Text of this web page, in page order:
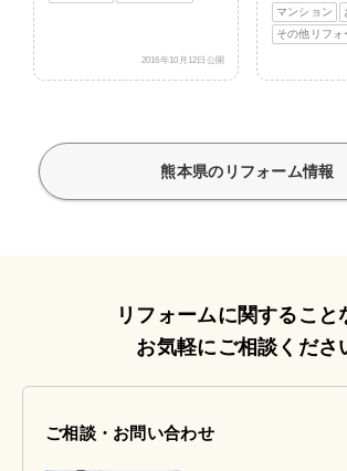
2016年10月12日公開
マンション
その他リフォ
熊本県のリフォーム情報
リフォームに関すること
お気軽にご相談くださ
ご相談・お問い合わせ